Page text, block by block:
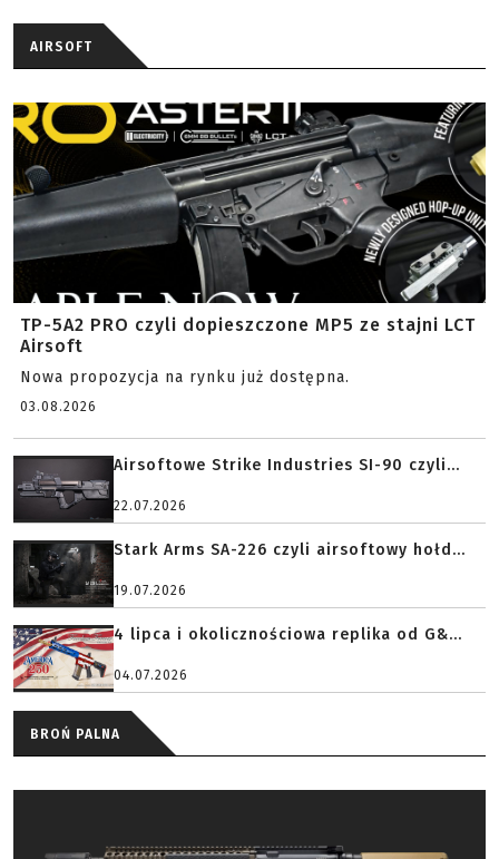
AIRSOFT
TP-5A2 PRO czyli dopieszczone MP5 ze stajni LCT
Airsoft
Nowa propozycja na rynku już dostępna.
03.08.2026
Airsoftowe Strike Industries SI-90 czyli...
22.07.2026
Stark Arms SA-226 czyli airsoftowy hołd...
19.07.2026
4 lipca i okolicznościowa replika od G&...
04.07.2026
BROŃ PALNA